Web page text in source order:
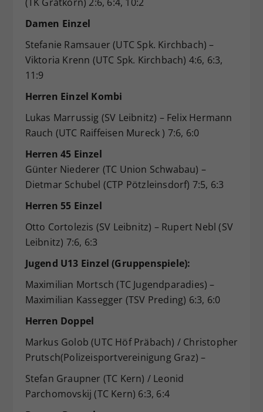
Damen Einzel
Stefanie Ramsauer (UTC Spk. Kirchbach) –
Viktoria Krenn (UTC Spk. Kirchbach) 4:6, 6:3,
11:9
Herren Einzel Kombi
Lukas Marrussig (SV Leibnitz) – Felix Hermann
Rauch (UTC Raiffeisen Mureck ) 7:6, 6:0
Herren 45 Einzel
Günter Niederer (TC Union Schwabau) –
Dietmar Schubel (CTP Pötzleinsdorf) 7:5, 6:3
Herren 55 Einzel
Otto Cortolezis (SV Leibnitz) – Rupert Nebl (SV
Leibnitz) 7:6, 6:3
Jugend U13 Einzel (Gruppenspiele):
Maximilian Mortsch (TC Jugendparadies) –
Maximilian Kassegger (TSV Preding) 6:3, 6:0
Herren Doppel
Markus Golob (UTC Höf Präbach) / Christopher
Prutsch(Polizeisportvereinigung Graz) –
Stefan Graupner (TC Kern) / Leonid
Parchomovskij (TC Kern) 6:3, 6:4